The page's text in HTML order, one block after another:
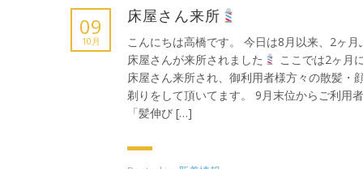
09
10月
床屋さん来所
こんにちは高橋です。 今日は8月以来、2ヶ月
床屋さんが来所されました
ここでは2ヶ月に
床屋さん来所され、御利用者様方々の散髪・
剃りをして頂いてます。 9月末位からご利用
「髪伸び […]